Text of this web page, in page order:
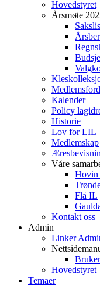
Hovedstyret
Årsmøte
Kalender
Policy
Historie
Lov for LIL
Medlemskap
Våre
Flå IL
Kontakt oss
Admin
Linker
Hovedstyret
Temaer